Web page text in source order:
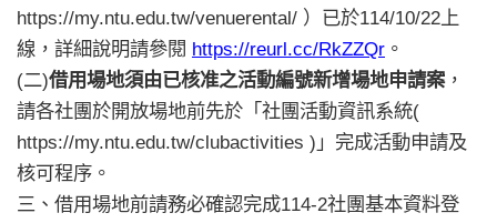
https://my.ntu.edu.tw/venuerental/ ）已於114/10/22上
線，詳細說明請參閱 https://reurl.cc/RkZZQr 。
(二)借用場地須由已核准之活動編號新增場地申請案，
請各社團於開放場地前先於「社團活動資訊系統(
https://my.ntu.edu.tw/clubactivities )」完成活動申請及
核可程序。
三、借用場地前請務必確認完成114-2社團基本資料登